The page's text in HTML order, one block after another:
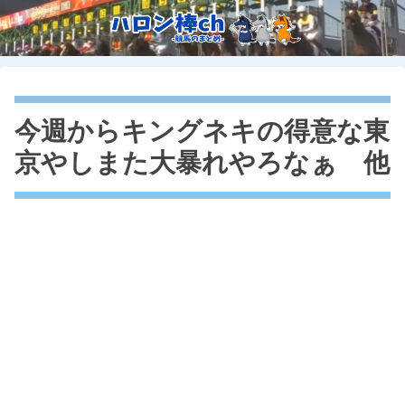
今週からキングネキの得意な東
京やしまた大暴れやろなぁ 他